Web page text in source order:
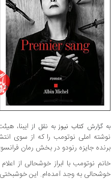
به گزارش کتاب نیوز به نقل از ایبنا،
نوشته املی نوتومب را که از سوی
برنده جایزه رنودو در بخش رمان
خانم نوتومب با ابراز خوشحالی از
خوشحالی به وجد آمده‌ام. این خوشبختی